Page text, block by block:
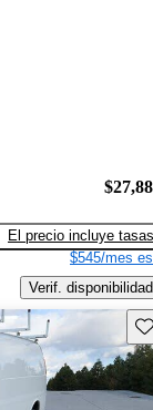
El precio incluye tasas
$545/mes
Verif. disponibilidad